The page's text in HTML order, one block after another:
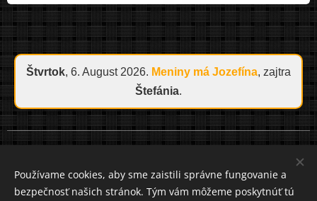
Štvrtok, 6. August 2026. Meniny má Jozefína, zajtra
Štefánia.
Cookies
Používame cookies, aby sme zaistili správne fungovanie a
bezpečnosť našich stránok. Tým vám môžeme poskytnúť tú